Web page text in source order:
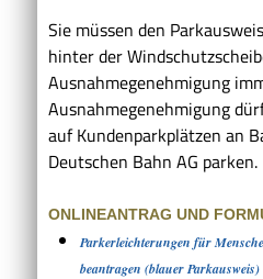
Sie müssen den
hinter der
Ausnahmegenehmigung
Ausnahmegenehmigung
auf Kundenparkplätzen an
Deutschen Bahn AG parken.
ONLINEANTRAG UND
Parkerleichterungen für
beantragen (blauer Parkausweis)